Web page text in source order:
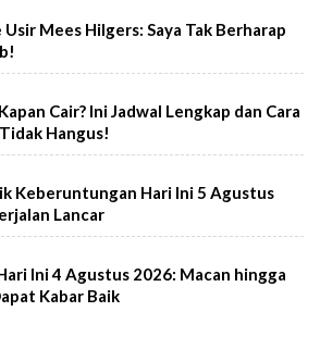
Mees Hilgers: Saya Tak Berharap
Cair? Ini Jadwal Lengkap dan Cara
Hangus!
Keberuntungan Hari Ini 5 Agustus
Lancar
Ini 4 Agustus 2026: Macan hingga
Kabar Baik